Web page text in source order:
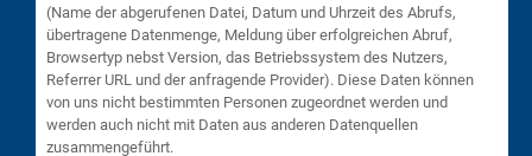
(Name der abgerufenen Datei, Datum und Uhrzeit des Abrufs,
übertragene Datenmenge, Meldung über erfolgreichen Abruf,
Browsertyp nebst Version, das Betriebssystem des Nutzers,
Referrer URL und der anfragende Provider). Diese Daten können
von uns nicht bestimmten Personen zugeordnet werden und
werden auch nicht mit Daten aus anderen Datenquellen
zusammengeführt.